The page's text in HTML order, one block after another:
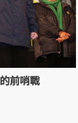
前哨戰